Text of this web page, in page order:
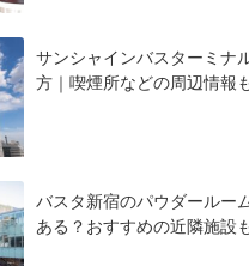
サンシャインバスターミナ
方｜喫煙所などの周辺情報
バスタ新宿のパウダールー
ある？おすすめの近隣施設